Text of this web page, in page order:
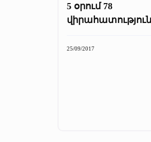
5 օրում 78
վիրահատություն
25/09/2017